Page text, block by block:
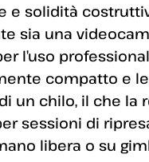
e solidità
sia una
l’uso
compatto e
un chilo, il che la
sessioni di
libera o su